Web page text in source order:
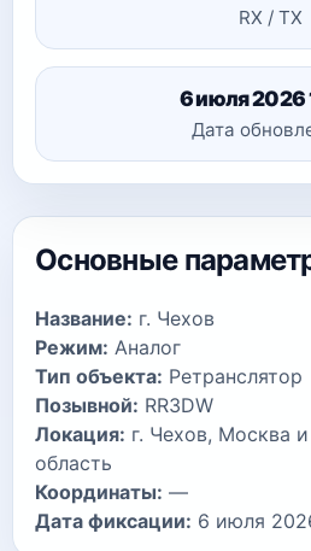
RX / TX
6 июля 2026
Дата
Основные
Название: г. Чехов
Режим: Аналог
Тип объекта: Ретранслятор
Позывной: RR3DW
Локация: г. Чехов, Москва
область
Координаты: —
Дата фиксации: 6 июля